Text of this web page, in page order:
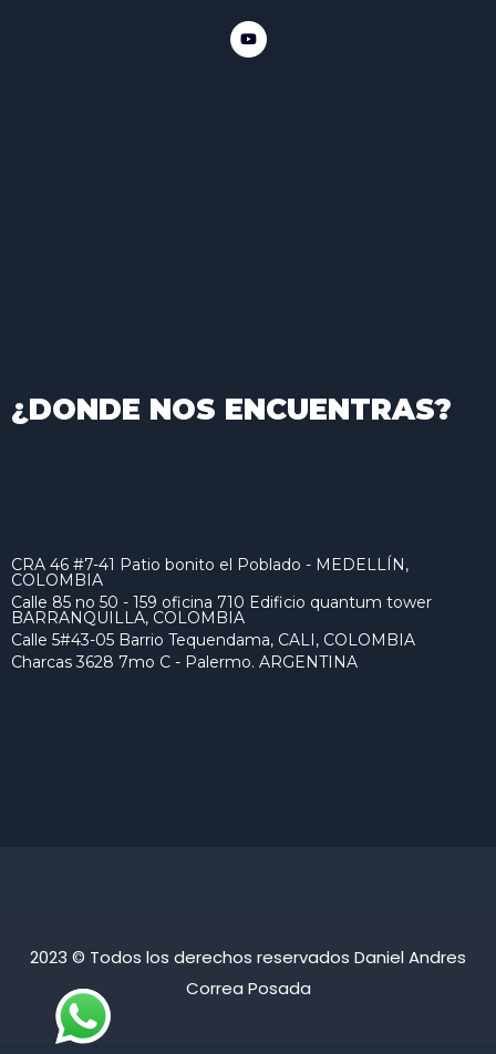
¿DONDE NOS ENCUENTRAS?
CRA 46 #7-41 Patio bonito el Poblado - MEDELLÍN,
COLOMBIA
Calle 85 no 50 - 159 oficina 710 Edificio quantum tower
BARRANQUILLA, COLOMBIA
Calle 5#43-05 Barrio Tequendama, CALI, COLOMBIA
Charcas 3628 7mo C - Palermo. ARGENTINA
2023 © Todos los derechos reservados Daniel Andres
Correa Posada